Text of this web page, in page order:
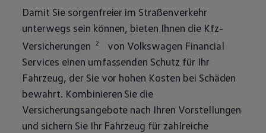
Damit Sie sorgenfreier im Straßenverkehr
unterwegs sein können, bieten Ihnen die Kfz-
Versicherungen
2 von Volkswagen Financial
Services einen umfassenden Schutz für Ihr
Fahrzeug, der Sie vor hohen Kosten bei Schäden
bewahrt. Kombinieren Sie die
Versicherungsangebote nach Ihren Vorstellungen
und sichern Sie Ihr Fahrzeug für zahlreiche